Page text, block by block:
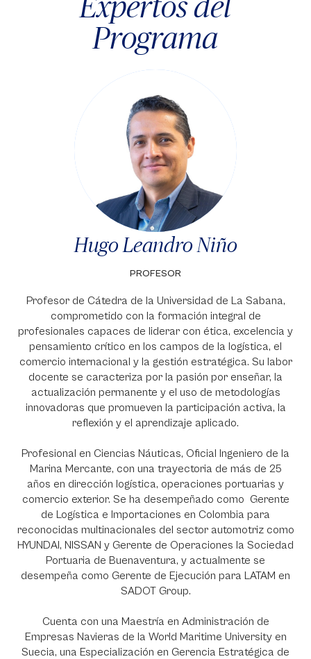
Programa
Hugo Leandro Niño
PROFESOR
Profesor de Cátedra de la Universidad de La Sabana,
comprometido con la formación integral de
profesionales capaces de liderar con ética, excelencia y
pensamiento crítico en los campos de la logística, el
comercio internacional y la gestión estratégica. Su labor
docente se caracteriza por la pasión por enseñar, la
actualización permanente y el uso de metodologías
innovadoras que promueven la participación activa, la
reflexión y el aprendizaje aplicado.
Profesional en Ciencias Náuticas, Oficial Ingeniero de la
Marina Mercante, con una trayectoria de más de 25
años en dirección logística, operaciones portuarias y
comercio exterior. Se ha desempeñado como Gerente
de Logística e Importaciones en Colombia para
reconocidas multinacionales del sector automotriz como
HYUNDAI, NISSAN y Gerente de Operaciones la Sociedad
Portuaria de Buenaventura, y actualmente se
desempeña como Gerente de Ejecución para LATAM en
SADOT Group.
Cuenta con una Maestría en Administración de
Empresas Navieras de la World Maritime University en
Suecia, una Especialización en Gerencia Estratégica de